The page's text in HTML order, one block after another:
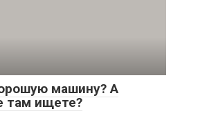
машину? А
там ищете?